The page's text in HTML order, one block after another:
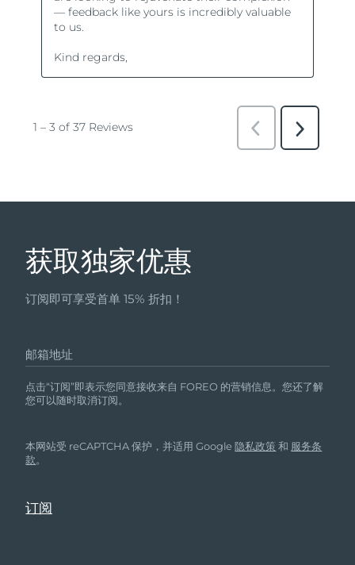
获取独家优惠
订阅即可享受首单 15% 折扣！
邮箱地址
点击“订阅”即表示您同意接收来自 FOREO 的营销信息。您还了解
您可以随时取消订阅。
本网站受 reCAPTCHA 保护，并适用 Google隐私政策 和 服务条
款。